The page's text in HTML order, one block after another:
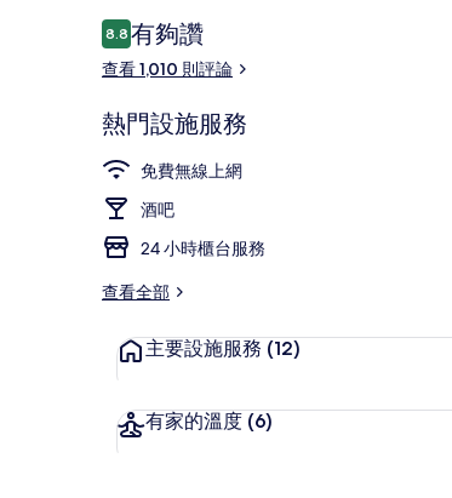
評
論
8.88.8 分，滿分 10 分，
有夠讚
查看 1,010 則評論
熱門設施服務
免費無線上網
酒吧
24 小時櫃台服務
查看全部
主要設施服務 (12)
有家的溫度 (6)